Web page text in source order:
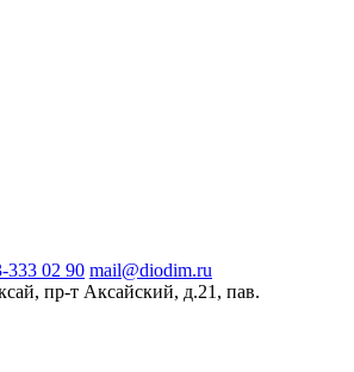
333 02 90 mail@diodim.ru
пр-т Аксайский, д.21, пав.